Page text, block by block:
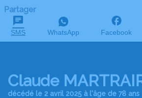
Partager
SMS WhatsApp Facebook
Claude
décédé le 2 avril 2025 à l'âge de 78 ans